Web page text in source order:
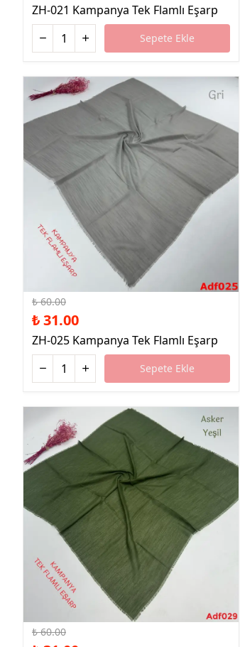
ZH-021 Kampanya Tek Flamlı Eşarp
Sepete Ekle
₺ 60.00
₺ 31.00
ZH-025 Kampanya Tek Flamlı Eşarp
Sepete Ekle
₺ 60.00